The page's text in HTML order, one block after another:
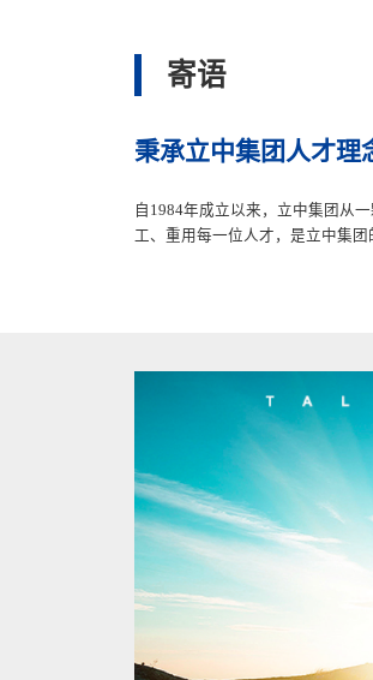
寄语
秉承立中集团人才理
自1984年成立以来，立中集团从
工、重用每一位人才，是立中集团